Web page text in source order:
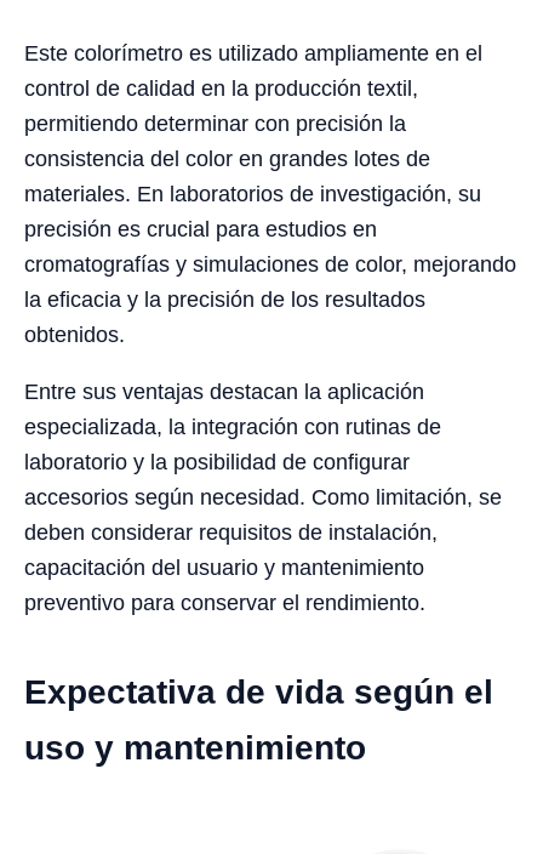
Este colorímetro es utilizado ampliamente en el
control de calidad en la producción textil,
permitiendo determinar con precisión la
consistencia del color en grandes lotes de
materiales. En laboratorios de investigación, su
precisión es crucial para estudios en
cromatografías y simulaciones de color, mejorando
la eficacia y la precisión de los resultados
obtenidos.
Entre sus ventajas destacan la aplicación
especializada, la integración con rutinas de
laboratorio y la posibilidad de configurar
accesorios según necesidad. Como limitación, se
deben considerar requisitos de instalación,
capacitación del usuario y mantenimiento
preventivo para conservar el rendimiento.
Expectativa de vida según el
uso y mantenimiento